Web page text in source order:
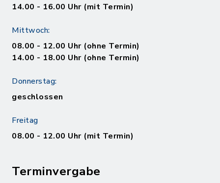
14.00 - 16.00 Uhr (mit Termin)
Mittwoch:
08.00 - 12.00 Uhr (ohne Termin)
14.00 - 18.00 Uhr (ohne Termin)
Donnerstag:
geschlossen
Freitag
08.00 - 12.00 Uhr (mit Termin)
Terminvergabe